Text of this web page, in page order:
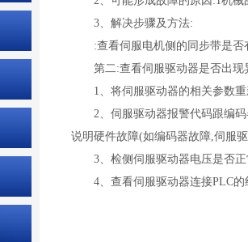
3、解决步骤及方法:
:查看伺服电机侧的同步带是否
第二:查看伺服驱动器是否出现
1、将伺服驱动器的相关参数重
2、伺服驱动器报警代码跟编码
说明硬件故障(如编码器故障,伺服
3、检侧伺服驱动器电压是否正
4、查看伺服驱动器连接PLC的